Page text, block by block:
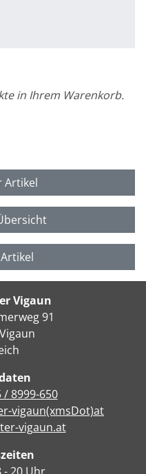
in Ihrem Warenkorb.
Artikel
Vigaun
91
/ 8999-650
vigaun(xmsDot)at
vigaun.at